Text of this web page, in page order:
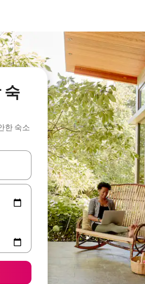
숙
한 숙소
터치 또는 스와이프 동작으로 탐색하세요.